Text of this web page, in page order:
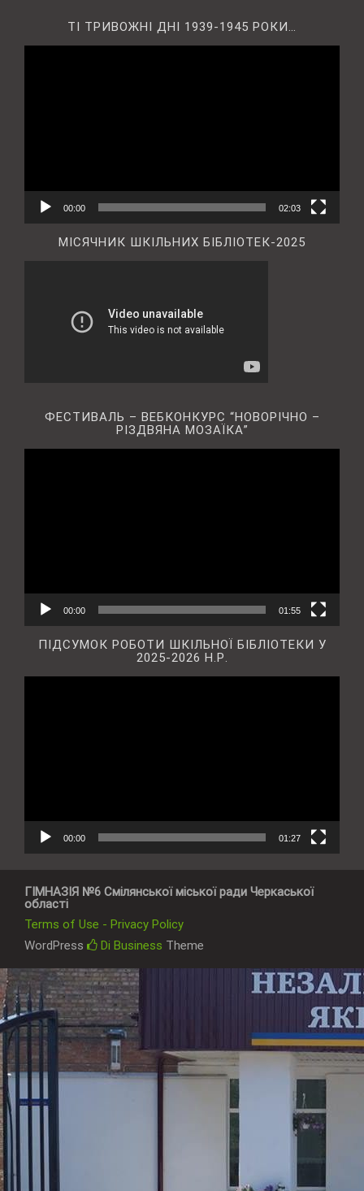
ТІ ТРИВОЖНІ ДНІ 1939-1945 РОКИ…
00:00 02:03
МІСЯЧНИК ШКІЛЬНИХ БІБЛІОТЕК-2025
ФЕСТИВАЛЬ – ВЕБКОНКУРС “НОВОРІЧНО –
РІЗДВЯНА МОЗАЇКА”
00:00 01:55
ПІДСУМОК РОБОТИ ШКІЛЬНОЇ БІБЛІОТЕКИ У
2025-2026 Н.Р.
00:00 01:27
ГІМНАЗІЯ №6 Смілянської міської ради Черкаської
області
Terms of Use - Privacy Policy
WordPress
Di Business Theme